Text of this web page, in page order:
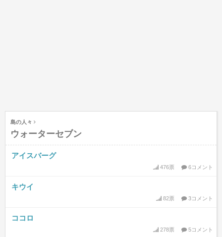
島の人々
ウォーターセブン
アイスバーグ
476票 6コメント
キウイ
82票 3コメント
ココロ
278票 5コメント